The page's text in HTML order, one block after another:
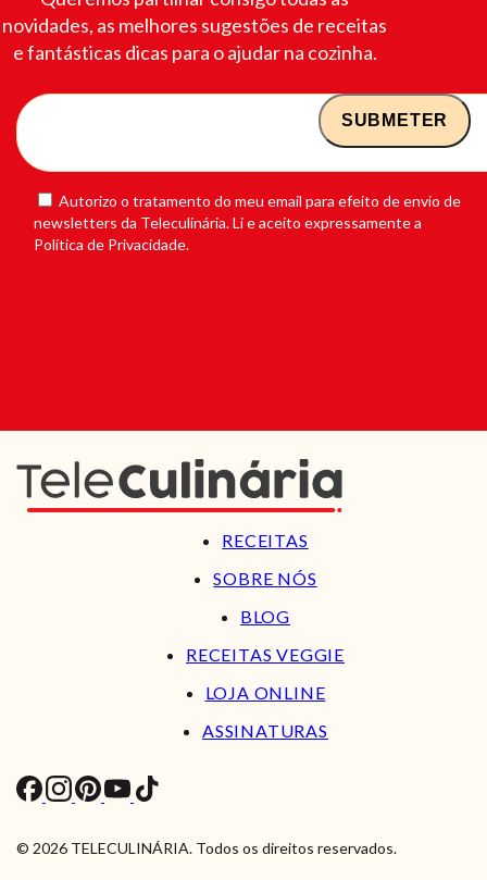
novidades, as melhores sugestões de receitas
e fantásticas dicas para o ajudar na cozinha.
Autorizo o tratamento do meu email para efeito de envio de
newsletters da Teleculinária. Li e aceito expressamente a
Política de Privacidade.
RECEITAS
SOBRE NÓS
BLOG
RECEITAS VEGGIE
LOJA ONLINE
ASSINATURAS
© 2026 TELECULINÁRIA. Todos os direitos reservados.